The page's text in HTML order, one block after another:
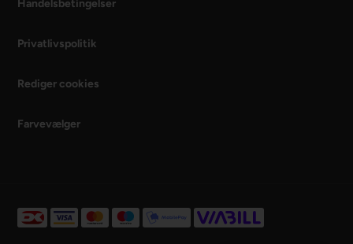
Handelsbetingelser
Privatlivspolitik
Rediger cookies
Farvevælger